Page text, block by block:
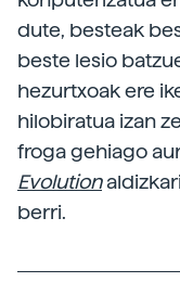
dute, besteak
beste lesio
hezurtxoak ere
hilobiratua izan
froga gehiago
Evolution
berri.